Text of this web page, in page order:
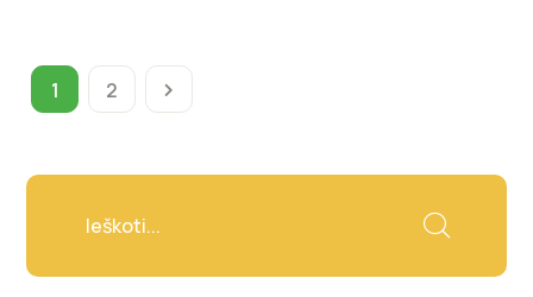
1 2